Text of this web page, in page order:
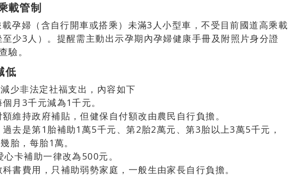
載管制
孕婦（含自行開車或搭乘）未滿3人小型車，不受目前國道高乘載
少3人）。提醒需主動出示孕期內孕婦健康手冊及附照片身分證
驗。
低
少非法定社福支出，內容如下
月3千元減為1千元。
維持政府補貼，但健保自付額改由農民自行負擔。
去是第1胎補助1萬5千元、第2胎2萬元、第3胎以上3萬5千元，
胎，每胎1萬。
卡補助一律改為500元。
書費用，只補助弱勢家庭，一般生由家長自行負擔。